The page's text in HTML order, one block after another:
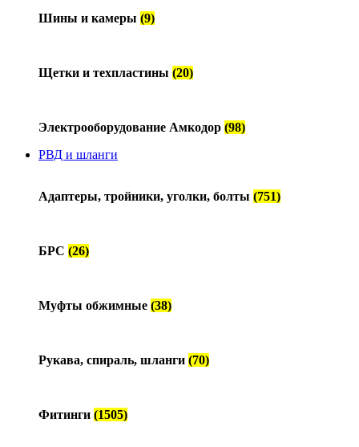
Шины и камеры (9)
Щетки и техпластины (20)
Электрооборудование Амкодор (98)
РВД и шланги
Адаптеры, тройники, уголки, болты (751)
БРС (26)
Муфты обжимные (38)
Рукава, спираль, шланги (70)
Фитинги (1505)